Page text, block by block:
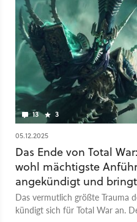
13 3
05.12.2025
Das Ende von Total
wohl mächtigste
angekündigt und
Endzeit mit sich
Das vermutlich größte Trauma
kündigt sich für Total War an.